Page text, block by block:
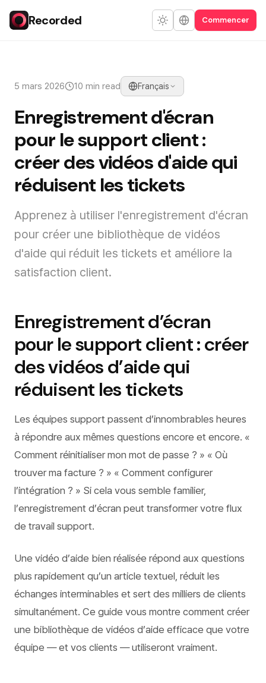
Recorded Commencer
5 mars 2026 10 min read Français
Enregistrement d'écran
pour le support client :
créer des vidéos d'aide qui
réduisent les tickets
Apprenez à utiliser l'enregistrement d'écran
pour créer une bibliothèque de vidéos
d'aide qui réduit les tickets et améliore la
satisfaction client.
Enregistrement d’écran
pour le support client : créer
des vidéos d’aide qui
réduisent les tickets
Les équipes support passent d’innombrables heures
à répondre aux mêmes questions encore et encore. «
Comment réinitialiser mon mot de passe ? » « Où
trouver ma facture ? » « Comment configurer
l’intégration ? » Si cela vous semble familier,
l’enregistrement d’écran peut transformer votre flux
de travail support.
Une vidéo d’aide bien réalisée répond aux questions
plus rapidement qu’un article textuel, réduit les
échanges interminables et sert des milliers de clients
simultanément. Ce guide vous montre comment créer
une bibliothèque de vidéos d’aide efficace que votre
équipe — et vos clients — utiliseront vraiment.